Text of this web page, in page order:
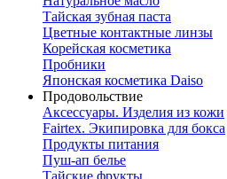
Тайская зубная паста
Цветные контактные линзы
Корейская косметика
Пробники
Японская косметика Daiso
Продовольствие
Аксессуары. Изделия из кожи
Fairtex. Экипировка для бокса
Продукты питания
Пуш-ап белье
Тайские фрукты